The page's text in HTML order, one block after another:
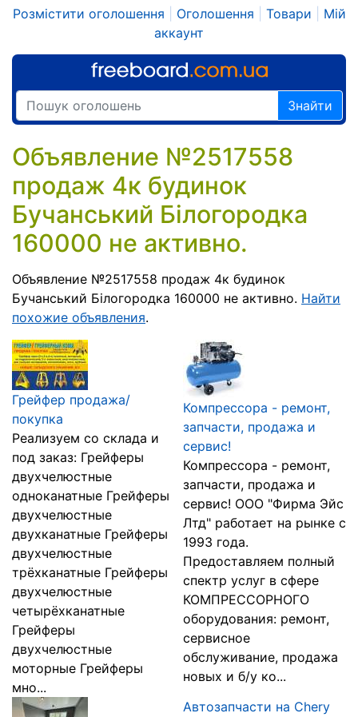
Розмістити оголошення Оголошення Товари
Мій
аккаунт
Знайти
Объявление №2517558
продаж 4к будинок
Бучанський Білогородка
160000 не активно.
Объявление №2517558 продаж 4к будинок
Бучанський Білогородка 160000 не активно. Найти
похожие объявления.
Грейфер продажа/
покупка
Реализуем со склада и
под заказ: Грейферы
двухчелюстные
одноканатные Грейферы
двухчелюстные
двухканатные Грейферы
двухчелюстные
трёхканатные Грейферы
двухчелюстные
четырёхканатные
Грейферы
двухчелюстные
моторные Грейферы
мно...
Компрессора - ремонт,
запчасти, продажа и
сервис!
Компрессора - ремонт,
запчасти, продажа и
сервис! ООО "Фирма Эйс
Лтд" работает на рынке с
1993 года.
Предоставляем полный
спектр услуг в сфере
КОМПРЕССОРНОГО
оборудования: ремонт,
сервисное
обслуживание, продажа
новых и б/у ко...
Автозапчасти на Chery